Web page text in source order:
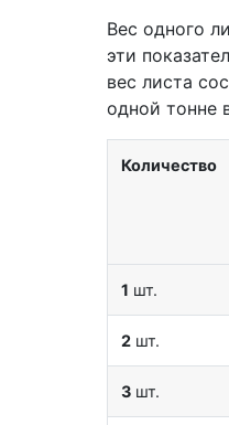
Вес одного
эти
вес листа
одной тонне
Количество
1 шт.
2 шт.
3 шт.